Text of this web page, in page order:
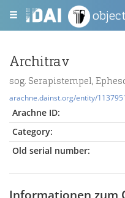
Architrav
sog. Serapistempel,
arachne.dainst.org/entity/
Arachne ID:
Category:
Old serial number: